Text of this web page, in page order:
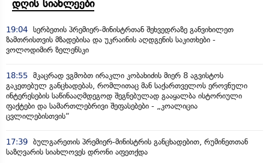
დღის სიახლეები
19:04 სერბეთის პრემიერ-მინისტრთან შეხვედრაზე განვიხილეთ
ზამთრისთვის მზადებისა და უკრაინის აღდგენის საკითხები -
ვოლოდიმირ ზელენსკი
18:55 მკაცრად ვგმობთ ირაკლი კობახიძის მიერ 8 აგვისტოს
გაკეთებულ განცხადებას, რომლითაც მან საქართველოს ეროვნული
ინტერესების საწინააღმდეგოდ შეგნებულად გააყალბა ისტორიული
ფაქტები და სამართლებრივი შეფასებები - „კოალიცია
ცვლილებისთვის“
17:39 ბულგარეთის პრემიერ-მინისტრის განცხადებით, რუმინეთთან
საზღვარის სიახლოვეს დრონი აფეთქდა